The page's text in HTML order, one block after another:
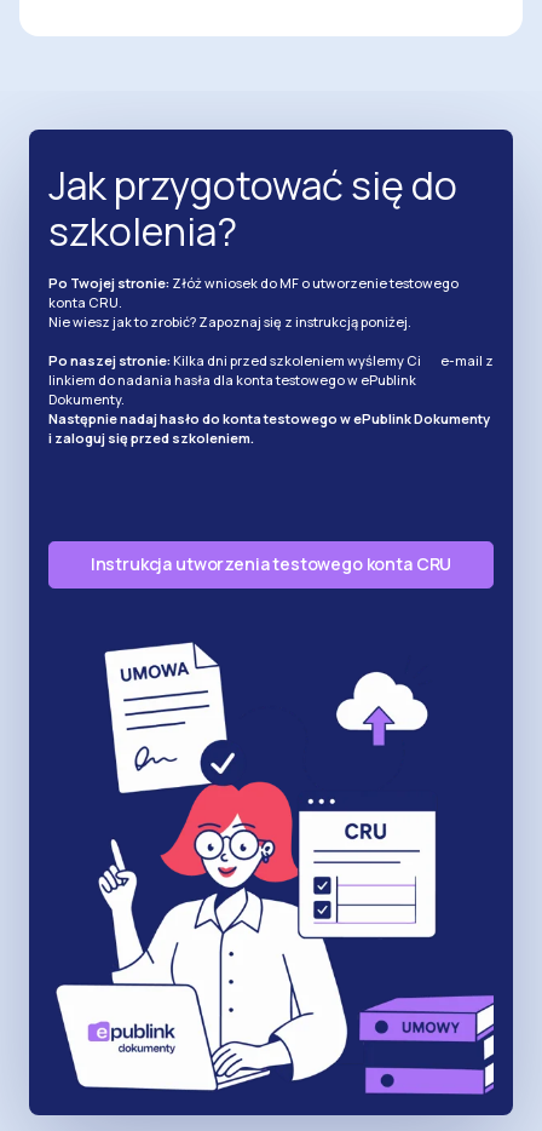
Jak przygotować się do
szkolenia?
Po Twojej stronie: Złóż wniosek do MF o utworzenie testowego
konta CRU.
Nie wiesz jak to zrobić? Zapoznaj się z instrukcją poniżej.
Po naszej stronie:Kilka dni przed szkoleniem wyślemy Ci e-mail z
linkiem do nadania hasła dla konta testowego w ePublink
Dokumenty.
Następnie nadaj hasło do konta testowego w ePublink Dokumenty
i zaloguj się przed szkoleniem.
Instrukcja utworzenia testowego konta CRU